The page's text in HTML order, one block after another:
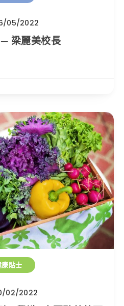
05/2022
梁麗美校長
康貼士
02/2022